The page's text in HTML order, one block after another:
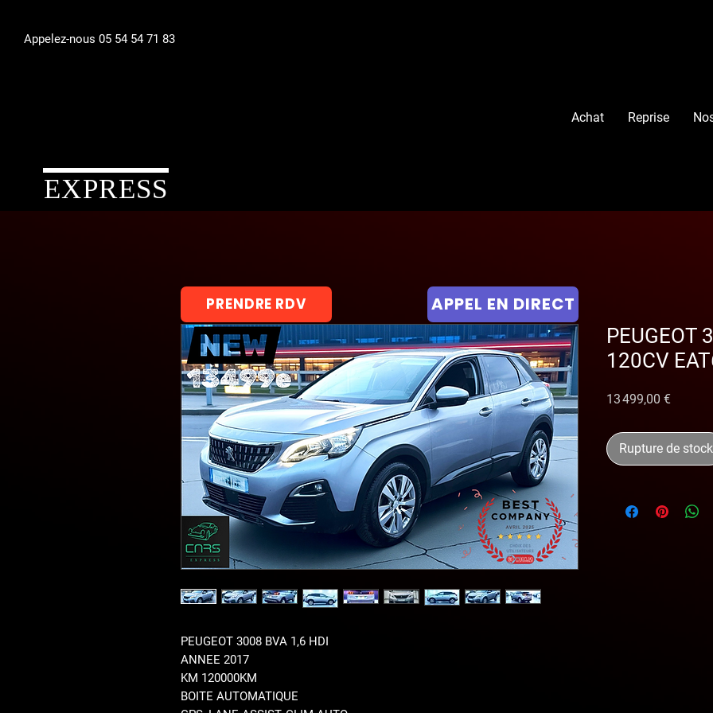
Appelez-nous 05 54 54 71 83
EXPRESS
Achat Reprise
PEUGEOT 3008 BVA 1,6 HDI
ANNEE 2017
KM 120000KM
BOITE AUTOMATIQUE
PEUGEOT
120CV
13 499,00 €Prix
Rupture de stock
PRENDRE RDV APPEL EN DIRECT